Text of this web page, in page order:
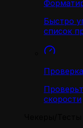
Быстро
список
скорости